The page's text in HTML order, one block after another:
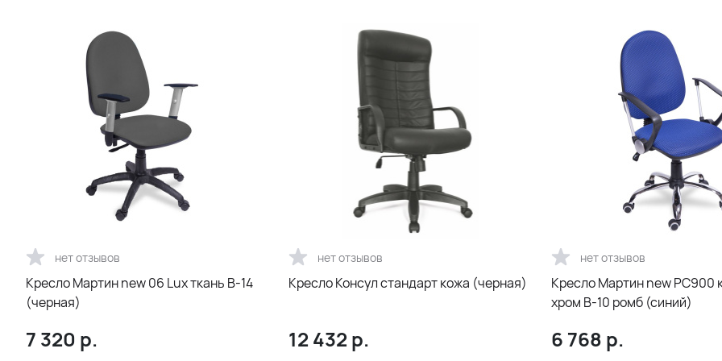
нет отзывов
Кресло Мартин new 06 Lux ткань В-14
(черная)
7 320 р.
нет отзывов
Кресло Консул стандарт кожа (черная)
12 432 р.
нет отзывов
Кресло Мартин new РС900
хром В-10 ромб (синий)
6 768 р.